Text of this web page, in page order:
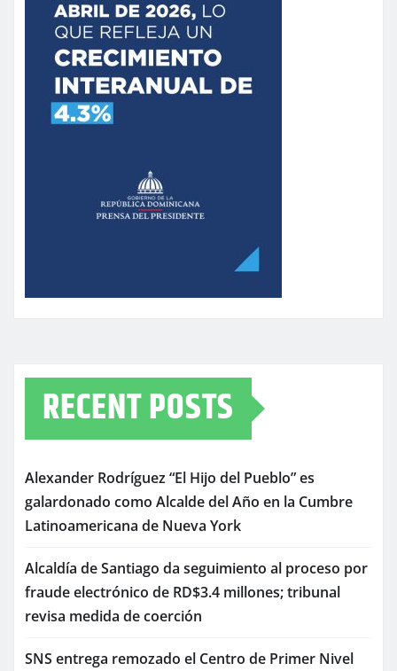
RECENT POSTS
Alexander Rodríguez “El Hijo del Pueblo” es
galardonado como Alcalde del Año en la Cumbre
Latinoamericana de Nueva York
Alcaldía de Santiago da seguimiento al proceso por
fraude electrónico de RD$3.4 millones; tribunal
revisa medida de coerción
SNS entrega remozado el Centro de Primer Nivel